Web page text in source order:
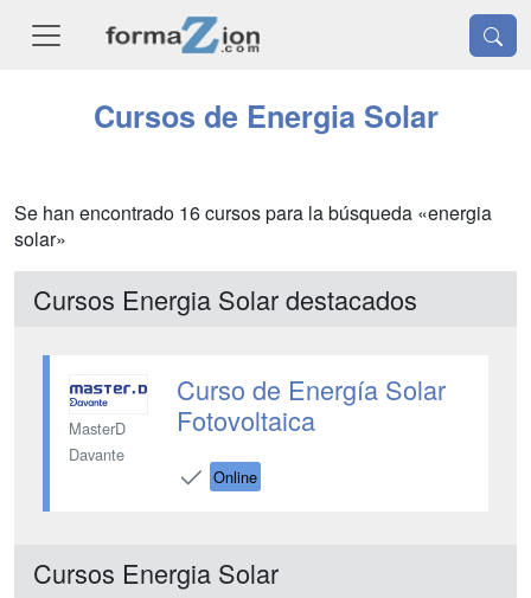
Cursos de Energia Solar
Se han encontrado 16 cursos para la búsqueda «energia
solar»
Cursos Energia Solar destacados
MasterD
Davante
Curso de Energía Solar
Fotovoltaica
Online
Cursos Energia Solar